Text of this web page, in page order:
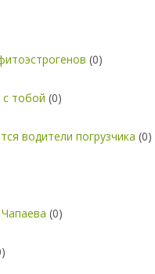
(0)
с тобой (0)
водители погрузчика (0)
(0)